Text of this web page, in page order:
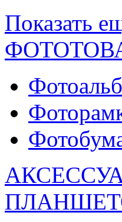
Показать